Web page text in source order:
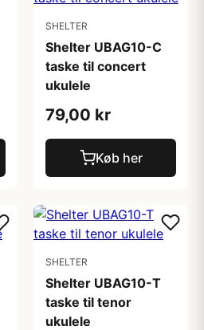
SHELTER
Shelter UBAG10-C
taske til concert
ukulele
79,00 kr
Køb her
SHELTER
Shelter UBAG10-T
taske til tenor
ukulele